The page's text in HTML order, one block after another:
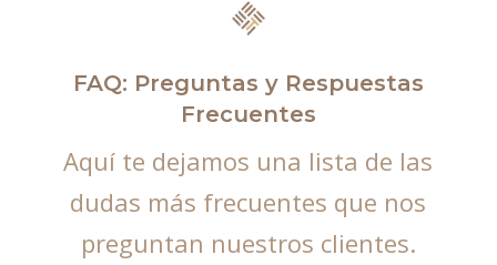
FAQ: Preguntas y Respuestas
Frecuentes
Aquí te dejamos una lista de las
dudas más frecuentes que nos
preguntan nuestros clientes.